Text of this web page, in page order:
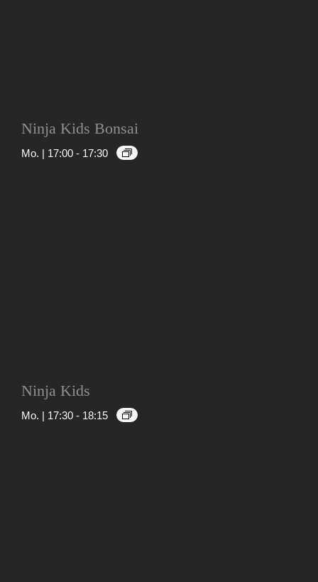
Ninja Kids Bonsai
Mo. | 17:00 - 17:30
Ninja Kids
Mo. | 17:30 - 18:15